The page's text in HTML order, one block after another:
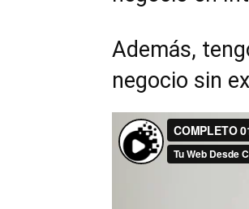
Además,
negocio sin